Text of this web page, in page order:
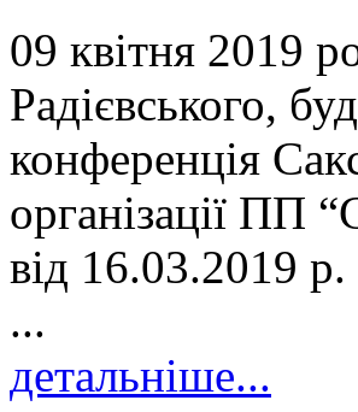
09 квітня 2019
Радієвського,
конференція
організації ПП
від 16.03.2019
...
детальніше...